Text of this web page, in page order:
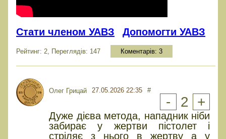
Стати членом УАВЗ Допомогти УАВЗ
Рейтинг: 2, Переглядів: 147 Коментарів: 3
Олег Грицай 27.05.2026 22:35 #
- 2 +
Дуже дієва метода, нападник ніби
забирає у жертви пістолет і
стріляє з нього в жертву а у